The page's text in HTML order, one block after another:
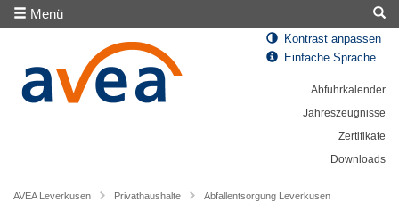
Menü
Kontrast anpassen
Einfache Sprache
Abfuhrkalender
Jahreszeugnisse
Zertifikate
Downloads
AVEA Leverkusen Privathaushalte
Abfallentsorgung Leverkusen